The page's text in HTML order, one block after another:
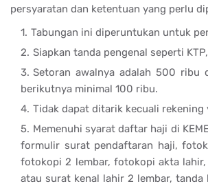
persyaratan dan ketentuan yang perlu
Tabungan ini diperuntukan untuk
Siapkan tanda pengenal seperti
Setoran awalnya adalah 500 ribu
berikutnya minimal 100 ribu.
Tidak dapat ditarik kecuali
Memenuhi syarat daftar haji di
formulir surat pendaftaran haji,
fotokopi 2 lembar, fotokopi akta lahir,
atau surat kenal lahir 2 lembar,